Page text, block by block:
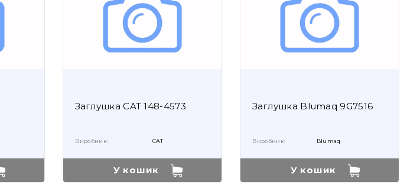
Заглушка CAT 148-4573
Виробник: CAT
У кошик
Заглушка Blumaq 9G7516
Виробник: Blumaq
У кошик